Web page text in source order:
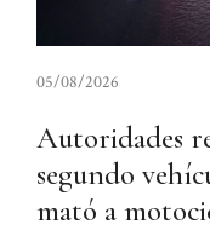
05/08/2026
Autoridades
segundo
mató a